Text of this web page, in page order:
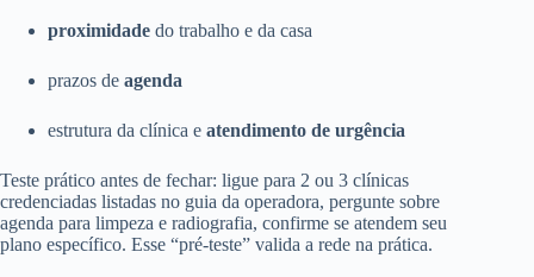
proximidade do trabalho e da casa
prazos de agenda
estrutura da clínica e atendimento de urgência
Teste prático antes de fechar: ligue para 2 ou 3 clínicas
credenciadas listadas no guia da operadora, pergunte sobre
agenda para limpeza e radiografia, confirme se atendem seu
plano específico. Esse “pré-teste” valida a rede na prática.